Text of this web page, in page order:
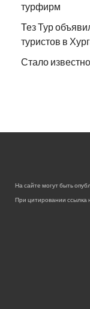
турфирм
Тез Тур
туристов в
Стало
На сайте могут быть
При цитировании ссылка